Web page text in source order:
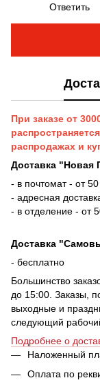
Ответить
При заказе от
распродажах и
Доставка "Новая
- в почтомат - от 50
- адресная
- в отделение - от
Доставка
- бесплатно
Большинство
до 15:00. Заказы,
выходные и
следующий
Подробнее о
Наложенный
Оплата по